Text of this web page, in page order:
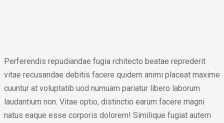
Perferendis repudiandae fugia rchitecto beatae reprederit
vitae recusandae debitis facere quidem animi placeat maxime
cuuntur at voluptatib uod numuam pariatur libero laborum
laudantium non. Vitae optio, distinctio earum facere magni
natus eaque esse corporis dolorem! Similique fugiat autem